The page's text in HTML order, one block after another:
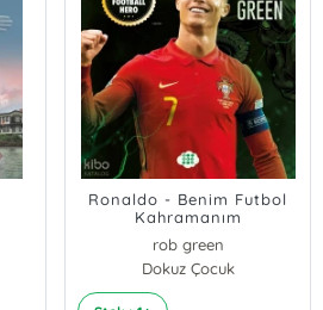
Ronaldo - Benim Futbol
Kahramanım
rob green
Dokuz Çocuk